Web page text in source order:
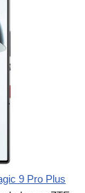
9 Pro Plus